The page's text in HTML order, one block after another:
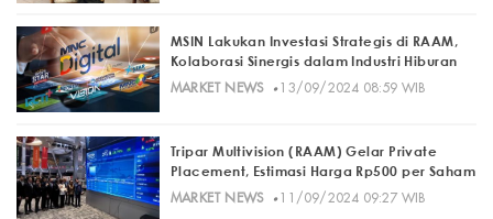
MSIN Lakukan Investasi Strategis di RAAM,
Kolaborasi Sinergis dalam Industri Hiburan
MARKET NEWS· 13/09/2024 08:59 WIB
Tripar Multivision (RAAM) Gelar Private
Placement, Estimasi Harga Rp500 per Saham
MARKET NEWS· 11/09/2024 09:27 WIB